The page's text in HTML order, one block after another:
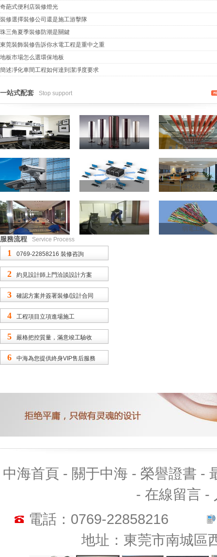
奇葩式便利店裝修燈光
裝修選擇裝修公司還是施工游擊隊
珠三角夏季裝修防潮是關鍵
東莞裝飾裝修告訴你水電工程是重中之重
地板市場怎么選環保地板
簡述凈化車間工程如何達到潔凈度要求
一站式配套 Stop support
辦公家具 空調配套 消防配套
監控系統 局域網 綠化裝飾
空間清潔 裝修去味 弱電工程
服務流程 Service Process
1 0769-22858216 裝修咨詢
2 約見設計師上門洽談設計方案
3 確認方案并簽署裝修/設計合同
4 工程項目立項進場施工
5 嚴格把控質量，滿意竣工驗收
6 中海為您提供終身VIP售后服務
中海首頁 - 關于中海 - 榮譽證書 -
- 在線留言 -
電話：0769-22858216
地址：東莞市南城